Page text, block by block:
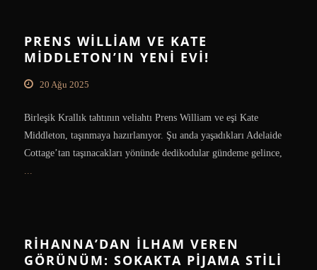
PRENS WILLIAM VE KATE
MIDDLETON’IN YENI EVI!
20 Ağu 2025
Birleşik Krallık tahtının veliahtı Prens William ve eşi Kate
Middleton, taşınmaya hazırlanıyor. Şu anda yaşadıkları Adelaide
Cottage’tan taşınacakları yönünde dedikodular gündeme gelince,
...
RIHANNA’DAN İLHAM VEREN
GÖRÜNÜM: SOKAKTA PIJAMA STILI